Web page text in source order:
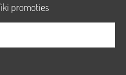
promoties